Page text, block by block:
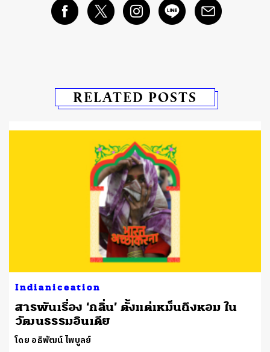
RELATED POSTS
Indianiceation
สารพันเรื่อง ‘กลิ่น’ ตั้งแต่เหม็นถึงหอม ใน
วัฒนธรรมอินเดีย
โดย อธิพัฒน์ ไพบูลย์